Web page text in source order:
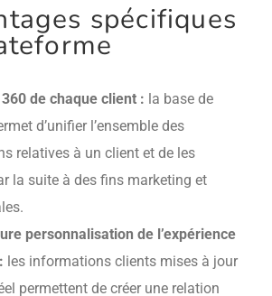
spécifiques
de chaque client : la base de
d’unifier l’ensemble des
relatives à un client et de les
la suite à des fins marketing et
personnalisation de l’expérience
les informations clients mises à jour
permettent de créer une relation